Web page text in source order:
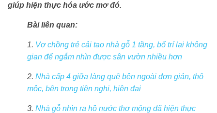
giúp hiện thực hóa ước mơ đó.
Bài liên quan:
1. Vợ chồng trẻ cải tạo nhà gỗ 1 tầng, bố trí lại không
gian để ngắm nhìn được sân vườn nhiều hơn
2. Nhà cấp 4 giữa làng quê bên ngoài đơn giản, thô
mộc, bên trong tiện nghi, hiện đại
3. Nhà gỗ nhìn ra hồ nước thơ mộng đã hiện thực